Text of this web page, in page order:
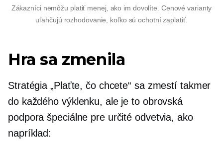
Zákazníci nemôžu platiť menej, ako im dovolíte. Cenové varianty
uľahčujú rozhodovanie, koľko sú ochotní zaplatiť.
Hra sa zmenila
Stratégia „Plaťte, čo chcete“ sa zmestí takmer
do každého výklenku, ale je to obrovská
podpora špeciálne pre určité odvetvia, ako
napríklad: